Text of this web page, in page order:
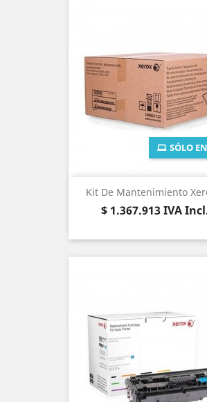
Kit De Mantenimiento
Precio
$ 1.367.913IVA
SÓLO